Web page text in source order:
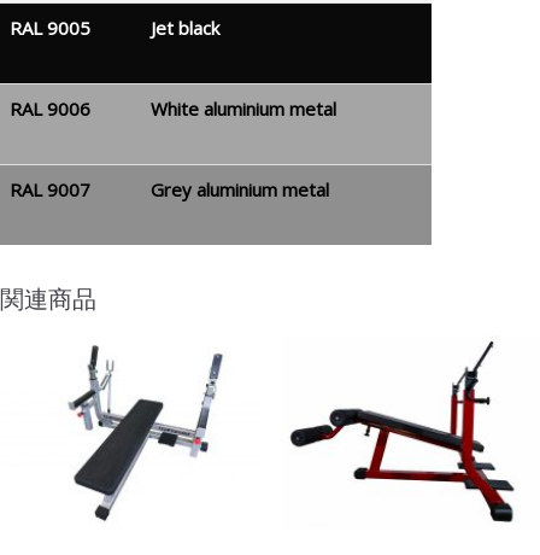
RAL 9005 Jet black
RAL 9006 White aluminium metal
RAL 9007 Grey aluminium metal
関連商品